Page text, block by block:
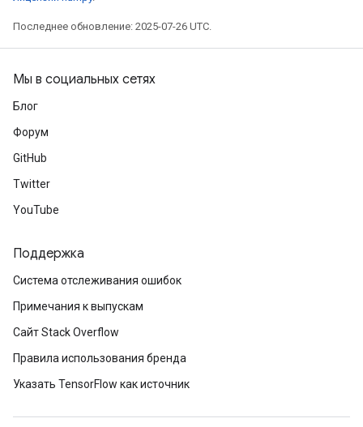
Последнее обновление: 2025-07-26 UTC.
Мы в социальных сетях
Блог
Форум
GitHub
Twitter
YouTube
Поддержка
Система отслеживания ошибок
Примечания к выпускам
Сайт Stack Overflow
Правила использования бренда
Указать TensorFlow как источник